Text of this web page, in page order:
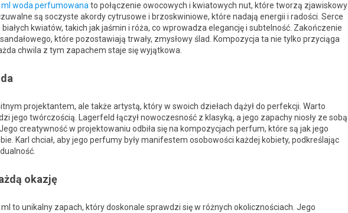
ml woda perfumowanato połączenie owocowych i kwiatowych nut, które tworzą zjawiskowy
są soczyste akordy cytrusowe i brzoskwiniowe, które nadają energii i radości. Serce
kwiatów, takich jak jaśmin i róża, co wprowadza elegancję i subtelność. Zakończenie
które pozostawiają trwały, zmysłowy ślad. Kompozycja ta nie tylko przyciąga
chwila z tym zapachem staje się wyjątkowa.
projektantem, ale także artystą, który w swoich dziełach dążył do perfekcji. Warto
jego twórczością. Lagerfeld łączył nowoczesność z klasyką, a jego zapachy niosły ze sobą
creatywność w projektowaniu odbiła się na kompozycjach perfum, które są jak jego
Karl chciał, aby jego perfumy były manifestem osobowości każdej kobiety, podkreślając
okazję
to unikalny zapach, który doskonale sprawdzi się w różnych okolicznościach. Jego